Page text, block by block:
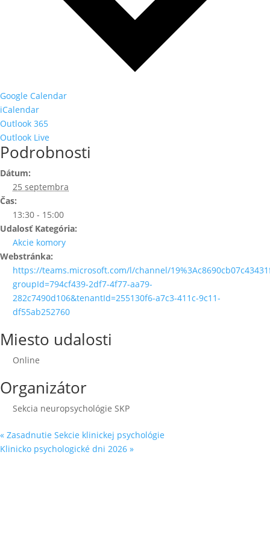
Google Calendar
iCalendar
Outlook 365
Outlook Live
Podrobnosti
Dátum:
25 septembra
Čas:
13:30 - 15:00
Udalosť Kategória:
Akcie komory
Webstránka:
https://teams.microsoft.com/l/channel/
groupId=794cf439-2df7-4f77-aa79-
282c7490d106&tenantId=255130f6-a7c3-411c-9c11-
df55ab252760
Miesto udalosti
Online
Organizátor
Sekcia neuropsychológie SKP
« Zasadnutie Sekcie klinickej psychológie
Klinicko psychologické dni 2026 »